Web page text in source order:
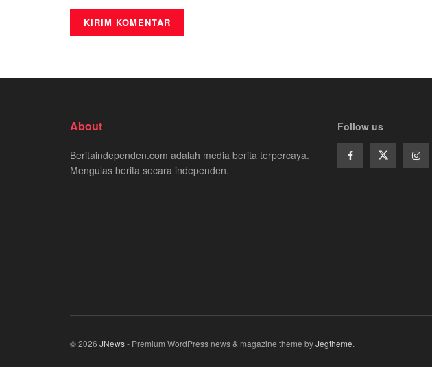
About
Beritaindependen.com adalah media berita terpercaya.
Mengulas berita secara independen.
Follow us
© 2026 JNews- Premium WordPress news & magazine theme byJegtheme.